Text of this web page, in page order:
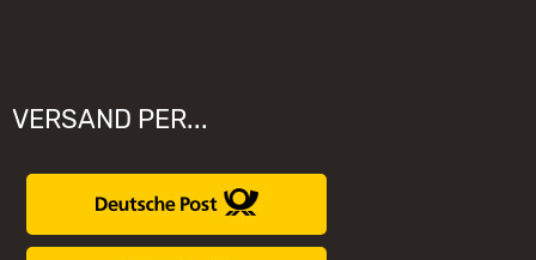
VERSAND PER...